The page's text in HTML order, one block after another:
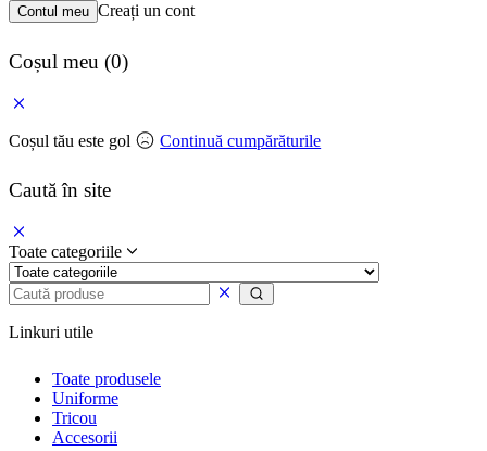
Contul meu Creați un cont
Coșul meu (0)
Coșul tău este gol Continuă cumpărăturile
Caută în site
Toate categoriile
Linkuri utile
Toate produsele
Uniforme
Tricou
Accesorii